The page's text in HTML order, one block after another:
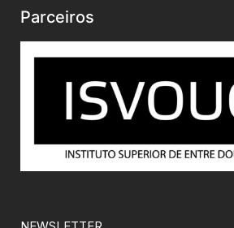
Parceiros